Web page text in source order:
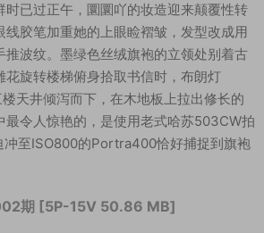
时已过正午，圜圜吖的妆造迎来颠覆性转
线胶笔加重她的上眼睑褶皱，发型改成用
推波纹。墨绿色丝绒旗袍的立领处别着古
花旋转楼梯俯身拾取书信时，布朗灯
天井倾泻而下，在木地板上拉出修长的
最令人惊艳的，是使用老式哈苏503CW拍
至ISO800的Portra400恰好捕捉到旗袍
期 [5P-15V 50.86 MB]